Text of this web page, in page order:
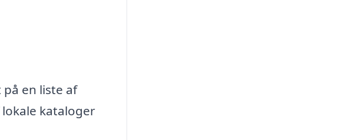
en liste af
kataloger